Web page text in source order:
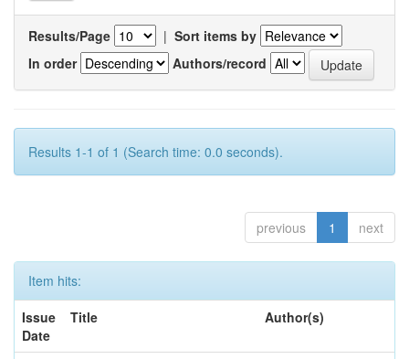
Results/Page | Sort items by
In order
Authors/record
Results 1-1 of 1 (Search time: 0.0 seconds).
previous 1 next
Item hits:
Issue
Date
Title Author(s)